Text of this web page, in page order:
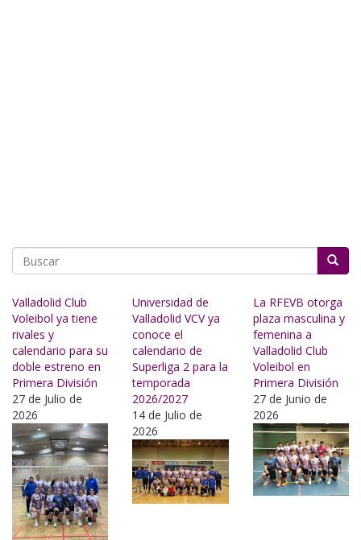
Valladolid Club
Voleibol ya tiene
rivales y
calendario para su
doble estreno en
Primera División
27 de Julio de
2026
Universidad de
Valladolid VCV ya
conoce el
calendario de
Superliga 2 para la
temporada
2026/2027
14 de Julio de
2026
La RFEVB otorga
plaza masculina y
femenina a
Valladolid Club
Voleibol en
Primera División
27 de Junio de
2026